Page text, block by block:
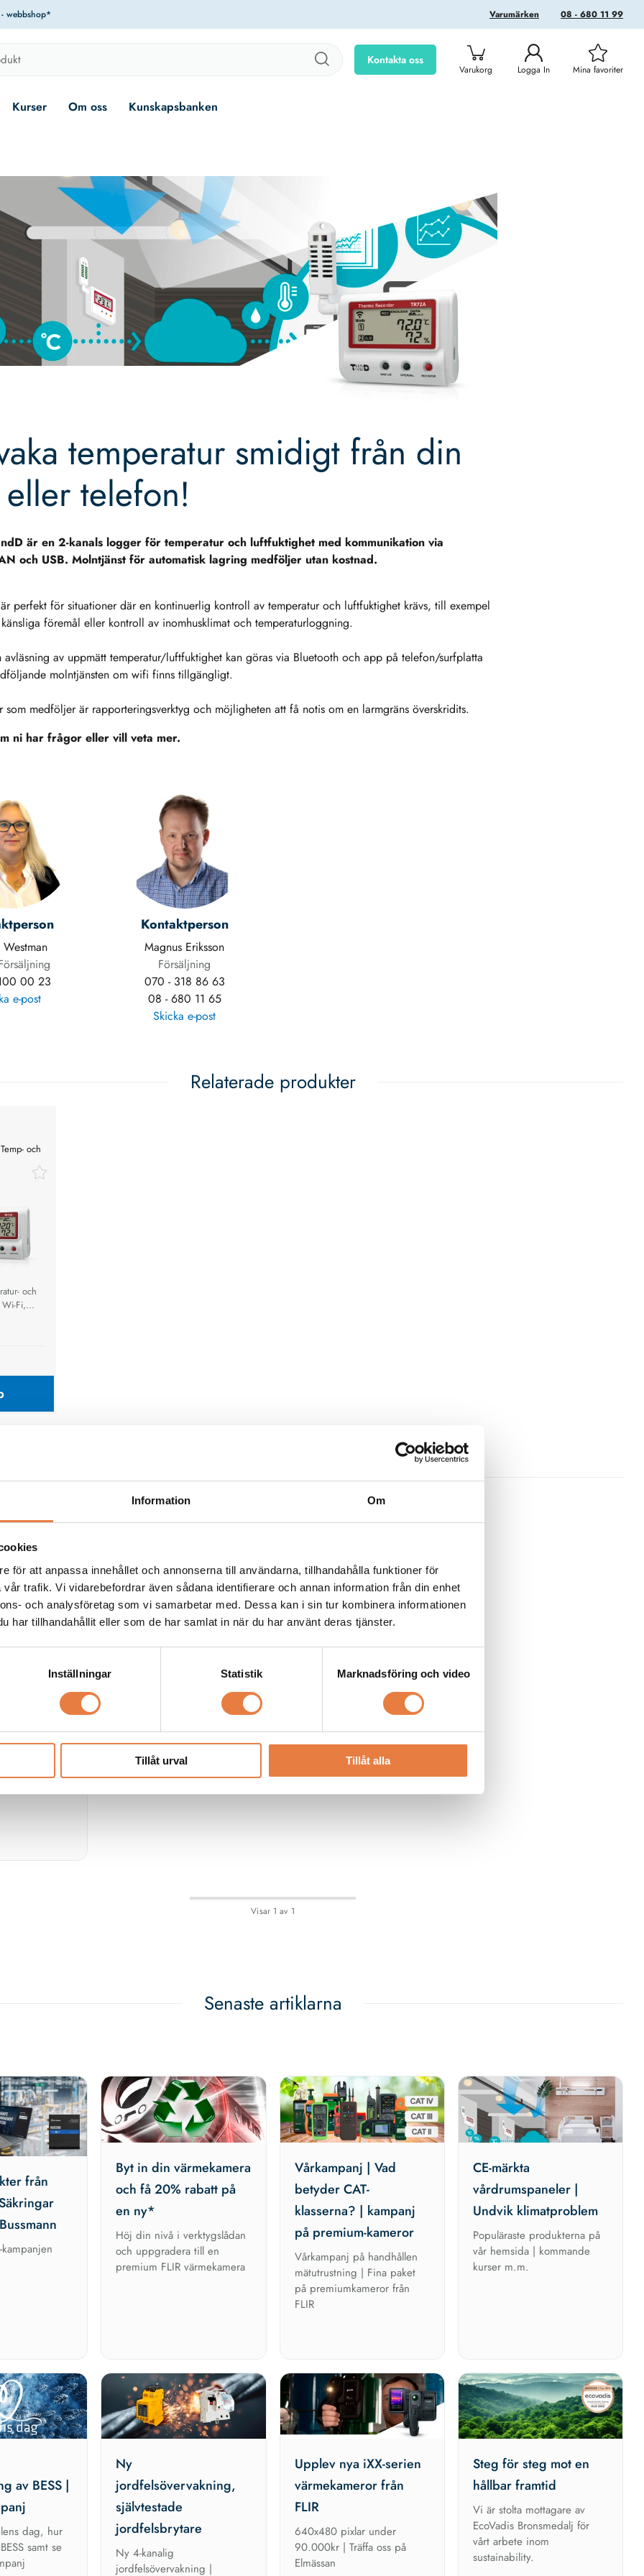
Information Om
för att anpassa innehållet och annonserna till användarna, tillhandahålla funktioner för
trafik. Vi vidarebefordrar även sådana identifierare och annan information från din enhet
och analysföretag som vi samarbetar med. Dessa kan i sin tur kombinera informationen
har tillhandahållit eller som de har samlat in när du har använt deras tjänster.
Inställningar Statistik Marknadsföring och video
Tillåt urval Tillåt alla
webbshop* 08 - 680 11 99
Varumärken
Kontakta oss
Varukorg Logga In Mina favoriter
Kurser Om oss Kunskapsbanken
temperatur smidigt från din
telefon!
är en 2-kanals logger för temperatur och luftfuktighet med kommunikation via
och USB. Molntjänst för automatisk lagring medföljer utan kostnad.
perfekt för situationer där en kontinuerlig kontroll av temperatur och luftfuktighet krävs, till exempel
föremål eller kontroll av inomhusklimat och temperaturloggning.
avläsning av uppmätt temperatur/luftfuktighet kan göras via Bluetooth och app på telefon/surfplatta
molntjänsten om wifi finns tillgängligt.
som medföljer är rapporteringsverktyg och möjligheten att få notis om en larmgräns överskridits.
ni har frågor eller vill veta mer.
00 23
e-post
Kontaktperson
Magnus Eriksson
Försäljning
070 - 318 86 63
08 - 680 11 65
Skicka e-post
Relaterade produkter
och
och
Fi,
Relaterat från kunskapsbanken
används i
i
Visar 1 av 1
Senaste artiklarna
från
kampanjen
Byt in din värmekamera
och få 20% rabatt på
en ny*
Höj din nivå i verktygslådan
och uppgradera till en
premium FLIR värmekamera
Vårkampanj | Vad
betyder CAT-
klasserna? | kampanj
på premium-kameror
Vårkampanj på handhållen
mätutrustning | Fina paket
på premiumkameror från
FLIR
CE-märkta
vårdrumspaneler |
Undvik klimatproblem
Populäraste produkterna på
vår hemsida | kommande
kurser m.m.
av BESS |
dag, hur
samt se
Ny
jordfelsövervakning,
självtestade
jordfelsbrytare
Ny 4-kanalig
jordfelsövervakning |
Upplev nya iXX-serien
värmekameror från
FLIR
640x480 pixlar under
90.000kr | Träffa oss på
Elmässan
Steg för steg mot en
hållbar framtid
Vi är stolta mottagare av
EcoVadis Bronsmedalj för
vårt arbete inom
sustainability.